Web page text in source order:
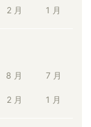
2 月 1 月
8 月 7 月
2 月 1 月